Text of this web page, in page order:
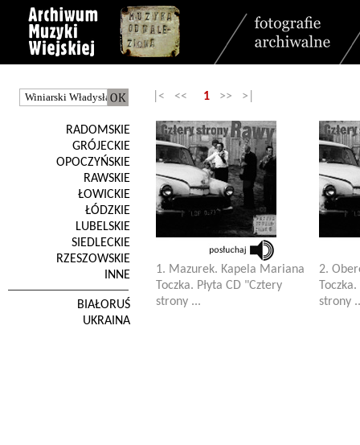
RADOMSKIE
GRÓJECKIE
OPOCZYŃSKIE
RAWSKIE
ŁOWICKIE
ŁÓDZKIE
LUBELSKIE
SIEDLECKIE
RZESZOWSKIE
INNE
BIAŁORUŚ
UKRAINA
|< << 1 >> >|
1. Mazurek. Kapela Mariana
Toczka. Płyta CD "Cztery
strony ...
2.
strony